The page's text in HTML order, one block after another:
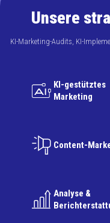
Unsere
KI-Marketing-Audits, KI-
KI-gestütztes
Marketing
Content-
Analyse &